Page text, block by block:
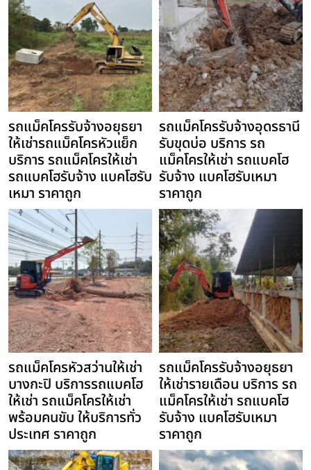
รถแม็คโครรับจ้างอยุธยา
ให้เช่ารถแม็คโครหัวแย็ก
บริการ รถแม็คโครให้เช่า
รถแบคโฮรับจ้าง แบคโฮรับ
เหมา ราคาถูก
รถแม็คโครรับจ้างอุดรธานี
รับขุดบ่อ บริการ รถ
แม็คโครให้เช่า รถแบคโฮ
รับจ้าง แบคโฮรับเหมา
ราคาถูก
รถแม็คโครหัวสว่านให้เช่า
บางกะปิ บริการรถแบคโฮ
ให้เช่า รถแม็คโครให้เช่า
พร้อมคนขับ ให้บริการทั่ว
ประเทศ ราคาถูก
รถแม็คโครรับจ้างอยุธยา
ให้เช่ารายเดือน บริการ รถ
แม็คโครให้เช่า รถแบคโฮ
รับจ้าง แบคโฮรับเหมา
ราคาถูก